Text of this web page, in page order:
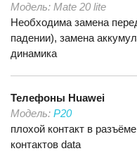
Модель: Mate 20 lite
Необходима замена
падении), замена
динамика
Телефоны Huawei
Модель: P20
плохой контакт в
контактов data